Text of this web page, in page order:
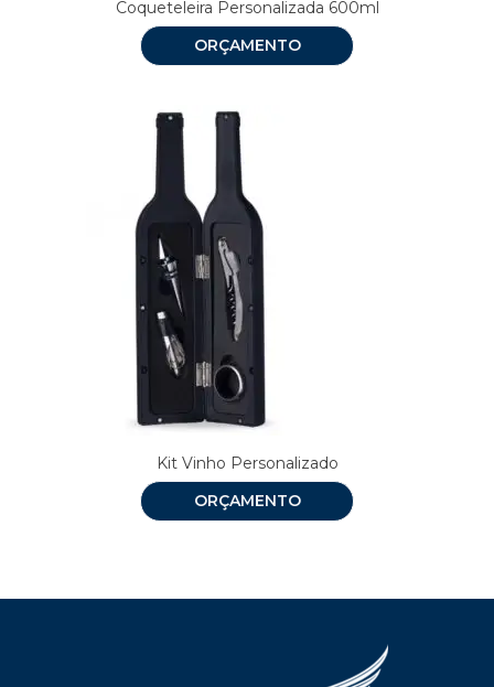
Coqueteleira Personalizada 600ml
ORÇAMENTO
Kit Vinho Personalizado
ORÇAMENTO